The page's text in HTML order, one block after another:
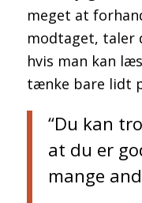
meget at
modtaget, taler
hvis man kan
tænke bare lidt
“Du kan
at du er
mange